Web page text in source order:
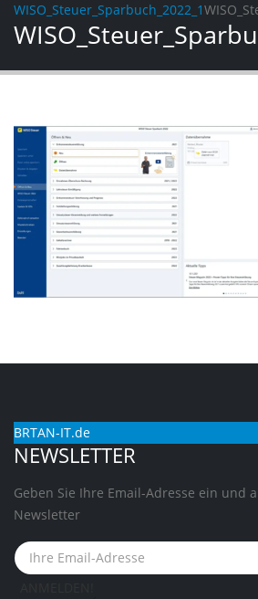
WISO_Steuer_Sparbuch_2022_1
BRTAN-IT.de
NEWSLETTER
Geben Sie Ihre Email-Adresse ein und
Newsletter